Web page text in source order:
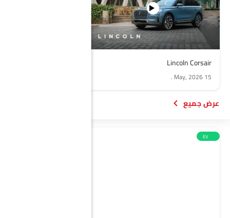
Lincoln Corsair
15 May, 2026
.
EV